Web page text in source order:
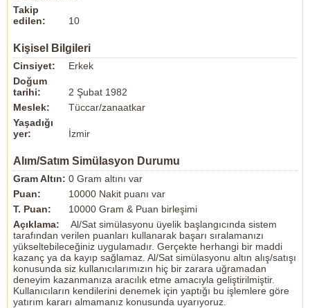
Takip
edilen:
10
Kişisel Bilgileri
Cinsiyet:
Erkek
Doğum
tarihi:
2 Şubat 1982
Meslek:
Tüccar/zanaatkar
Yaşadığı
yer:
İzmir
Alım/Satım Simülasyon Durumu
Gram Altın: 0 Gram altını var
Puan:
10000 Nakit puanı var
T. Puan:
10000 Gram & Puan birleşimi
Açıklama:
Al/Sat simülasyonu üyelik başlangıcında sistem
tarafından verilen puanları kullanarak başarı sıralamanızı
yükseltebileceğiniz uygulamadır. Gerçekte herhangi bir maddi
kazanç ya da kayıp sağlamaz. Al/Sat simülasyonu altın alış/satışı
konusunda siz kullanıcılarımızın hiç bir zarara uğramadan
deneyim kazanmanıza aracılık etme amacıyla geliştirilmiştir.
Kullanıcıların kendilerini denemek için yaptığı bu işlemlere göre
yatırım kararı almamanız konusunda uyarıyoruz.